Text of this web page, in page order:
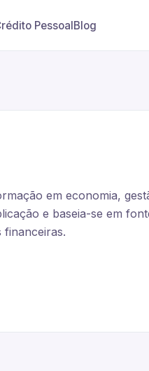
PessoalBlog
em economia,
e baseia-se em
financeiras.